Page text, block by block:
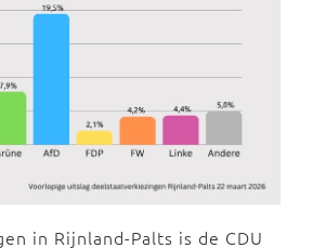
in Rijnland-Palts is de CDU